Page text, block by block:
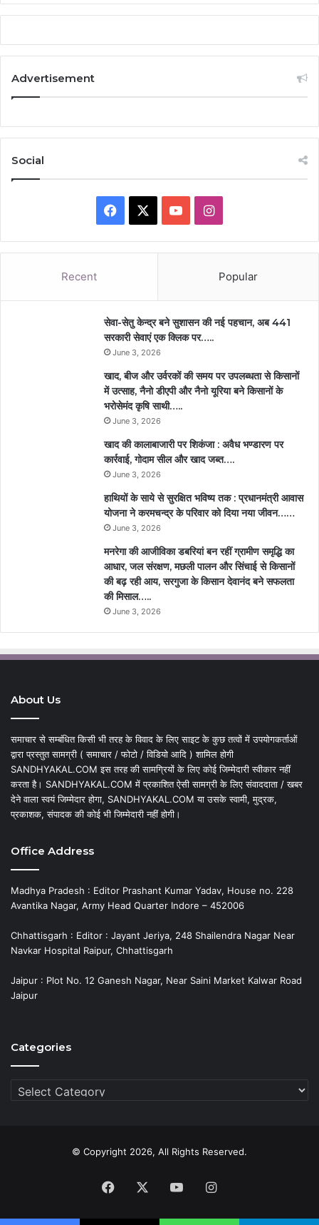
Advertisement
Social
Facebook YouTubeInstagram
Recent Popular
सेवा-सेतु केन्द्र बने सुशासन की नई पहचान, अब 441
सरकारी सेवाएं एक क्लिक पर…..
June 3, 2026
खाद, बीज और उर्वरकों की समय पर उपलब्धता से किसानों
में उत्साह, नैनो डीएपी और नैनो यूरिया बने किसानों के
भरोसेमंद कृषि साथी…..
June 3, 2026
खाद की कालाबाजारी पर शिकंजा : अवैध भण्डारण पर
कार्रवाई, गोदाम सील और खाद जब्त….
June 3, 2026
हाथियों के साये से सुरक्षित भविष्य तक : प्रधानमंत्री आवास
योजना ने करमचन्द्र के परिवार को दिया नया जीवन……
June 3, 2026
मनरेगा की आजीविका डबरियां बन रहीं ग्रामीण समृद्धि का
आधार, जल संरक्षण, मछली पालन और सिंचाई से किसानों
की बढ़ रही आय, सरगुजा के किसान देवानंद बने सफलता
की मिसाल…..
June 3, 2026
About Us
समाचार से सम्बंधित किसी भी तरह के विवाद के लिए साइट के कुछ तत्वों में उपयोगकर्ताओं
द्वारा प्रस्तुत सामग्री ( समाचार / फोटो / विडियो आदि ) शामिल होगी
SANDHYAKAL.COM इस तरह की सामग्रियों के लिए कोई जिम्मेदारी स्वीकार नहीं
करता है। SANDHYAKAL.COM में प्रकाशित ऐसी सामग्री के लिए संवाददाता / खबर
देने वाला स्वयं जिम्मेदार होगा, SANDHYAKAL.COM या उसके स्वामी, मुद्रक,
प्रकाशक, संपादक की कोई भी जिम्मेदारी नहीं होगी।
Office Address
Madhya Pradesh : Editor Prashant Kumar Yadav, House no. 228
Avantika Nagar, Army Head Quarter Indore – 452006
Chhattisgarh : Editor : Jayant Jeriya, 248 Shailendra Nagar Near
Navkar Hospital Raipur, Chhattisgarh
Jaipur : Plot No. 12 Ganesh Nagar, Near Saini Market Kalwar Road
Jaipur
Categories
Categories
© Copyright 2026, All Rights Reserved.
Facebook YouTubeInstagram